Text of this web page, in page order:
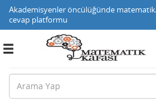
Akademisyenler öncülüğünde
cevap platformu
Toggle